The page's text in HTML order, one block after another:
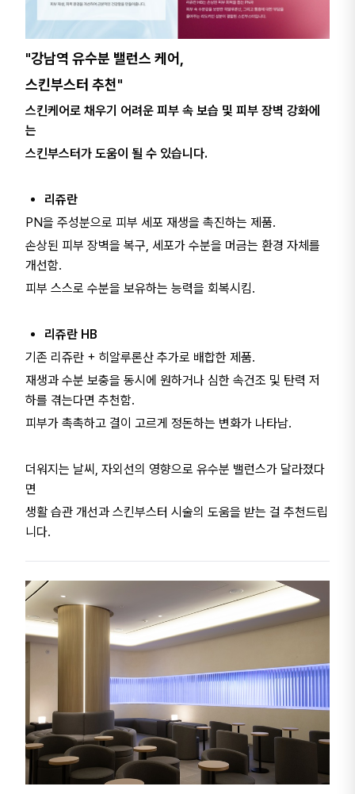
"강남역 유수분 밸런스 케어,
스킨부스터 추천"
스킨케어로 채우기 어려운 피부 속 보습 및 피부 장벽 강화에
는
스킨부스터가 도움이 될 수 있습니다.
리쥬란
PN을 주성분으로 피부 세포 재생을 촉진하는 제품.
손상된 피부 장벽을 복구, 세포가 수분을 머금는 환경 자체를
개선함.
피부 스스로 수분을 보유하는 능력을 회복시킴.
리쥬란 HB​
기존 리쥬란 + 히알루론산 추가로 배합한 제품.
재생과 수분 보충을 동시에 원하거나 심한 속건조 및 탄력 저
하를 겪는다면 추천함.
피부가 촉촉하고 결이 고르게 정돈하는 변화가 나타남.
더워지는 날씨, 자외선의 영향으로 유수분 밸런스가 달라졌다
면
생활 습관 개선과 스킨부스터 시술의 도움을 받는 걸 추천드립
니다.